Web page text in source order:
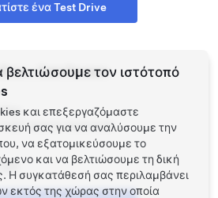
ένα Test Drive
- Siam Paragon
MAHA NAKHON
τον ιστότοπό
και επεξεργαζόμαστε
σας για να αναλύσουμε την
να εξατομικεύσουμε το
και να βελτιώσουμε τη δική
Η συγκατάθεσή σας περιλαμβάνει
εκτός της χώρας στην οποία